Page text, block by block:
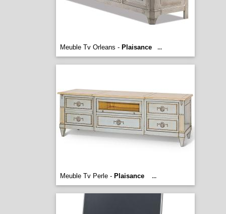
Meuble Tv Orleans - Plaisance ...
Meuble Tv Perle - Plaisance ...